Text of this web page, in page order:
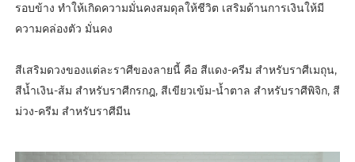
รอบข้าง ทำให้เกิดความมั่นคงสมดุลให้ชีวิต เสริมด้านการเงินให้มี
ความคล่องตัว มั่นคง
สีเสริมดวงของแต่ละราศีของลายนี้ คือ สีแดง-ครีม สำหรับราศีเมถุน,
สีน้ำเงิน-ส้ม สำหรับราศีกรกฎ, สีเขียวเข้ม-น้ำตาล สำหรับราศีพิจิก, สี
ม่วง-ครีม สำหรับราศีมีน